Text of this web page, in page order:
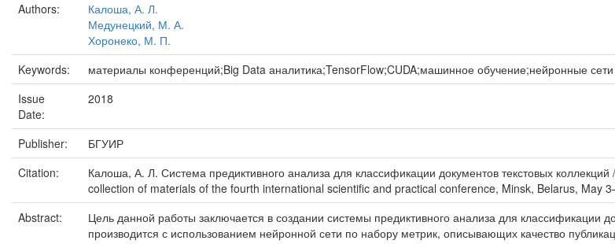
Authors:
Калоша, А. Л.
Медунецкий, М. А.
Хоронеко, М. П.
Keywords:
материалы конференций;Big Data аналитика;TensorFlow;CUDA;машинное обучение;нейронные сети
Issue
Date:
2018
Publisher:
БГУИР
Citation:
Калоша, А. Л. Система предиктивного анализа для классификации документов текстовых
collection of materials of the fourth international scientific and practical conference, Minsk, Belarus,
Abstract:
Цель данной работы заключается в создании системы предиктивного анализа для классификации
производится с использованием нейронной сети по набору метрик, описывающих качество